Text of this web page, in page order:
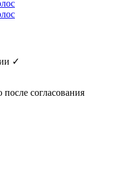
✓
согласования